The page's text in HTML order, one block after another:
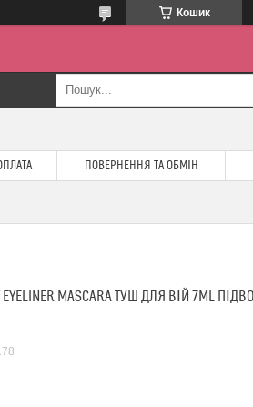
Кошик
ПОВЕРНЕННЯ ТА ОБМІН
EYELINER MASCARA ТУШ ДЛЯ ВІЙ 7ML